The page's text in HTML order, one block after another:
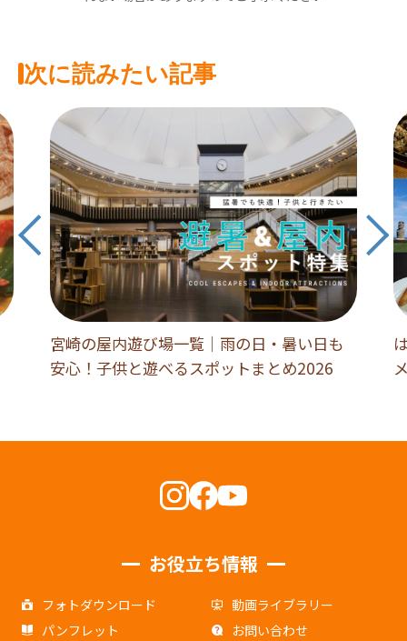
次に読みたい記事
宮崎の屋内遊び場一覧｜雨の日・暑い日も
安心！子供と遊べるスポットまとめ2026
お役立ち情報
フォトダウンロード
動画ライブラリー
パンフレット
お問い合わせ